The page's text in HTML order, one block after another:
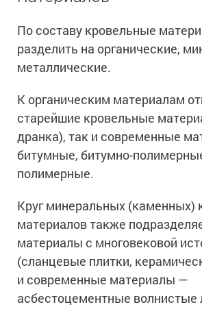
По составу кровельные
разделить на органические,
металлические.
К органическим материалам
старейшие кровельные
дранка), так и современные
битумные, битумно-
полимерные.
Круг минеральных (каменных)
материалов также
материалы с многовековой
(сланцевые плитки,
и современные материалы —
асбестоцементные